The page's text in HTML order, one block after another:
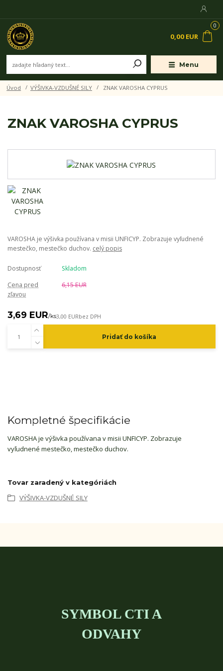
Menu
0
0,00 EUR
Úvod VÝŠIVKA-VZDUŠNÉ SILY ZNAK VAROSHA CYPRUS
ZNAK VAROSHA CYPRUS
VAROSHA je výšivka používana v misii UNFICYP. Zobrazuje vyľudnené
mestečko, mestečko duchov. celý popis
Dostupnosť
Skladom
Cena pred
zľavou
6,15 EUR
3,69 EUR/ks3,00 EURbez DPH
Pridať do košíka
Kompletné špecifikácie
VAROSHA je výšivka používana v misii UNFICYP. Zobrazuje
vyľudnené mestečko, mestečko duchov.
Tovar zaradený v kategóriách
VÝŠIVKA-VZDUŠNÉ SILY
SYMBOL CTI A
ODVAHY